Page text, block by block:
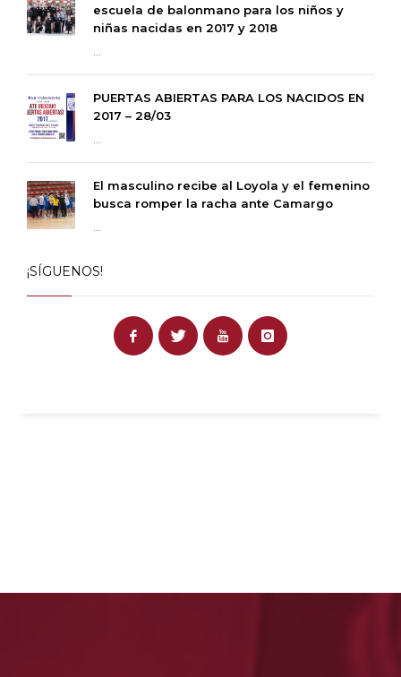
escuela de balonmano para los niños y
niñas nacidas en 2017 y 2018
PUERTAS ABIERTAS PARA LOS NACIDOS EN
2017 – 28/03
El masculino recibe al Loyola y el femenino
busca romper la racha ante Camargo
¡SÍGUENOS!